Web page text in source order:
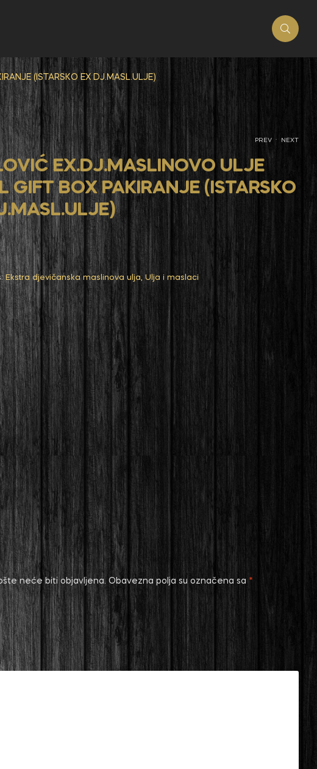
(ISTARSKO EX DJ.MASL.ULJE)
PREV . NEXT
EX.DJ.MASLINOVO ULJE
GIFT BOX PAKIRANJE (ISTARSKO
Ekstra djevičanska maslinova ulja, Ulja i maslaci
neće biti objavljena. Obavezna polja su označena sa *